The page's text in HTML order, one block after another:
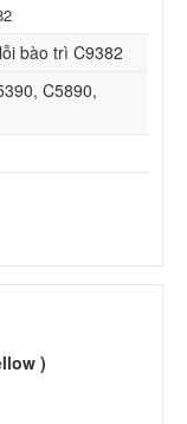
bào trì C9382
C5890,
)